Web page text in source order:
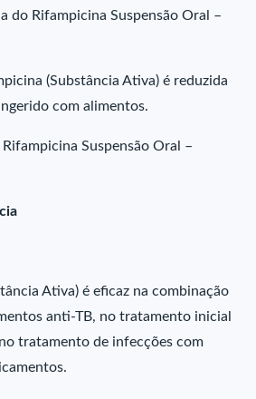
do Rifampicina Suspensão Oral –
(Substância Ativa) é reduzida
com alimentos.
Suspensão Oral –
Ativa) é eficaz na combinação
anti-TB, no tratamento inicial
tratamento de infecções com